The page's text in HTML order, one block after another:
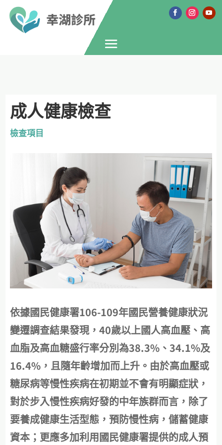
成人健康檢查
檢查項目
依據國民健康署106-109年國民營養健康狀況
變遷調查結果發現，40歲以上國人高血壓、高
血脂及高血糖盛行率分別為38.3%、34.1%及
16.4%，且隨年齡增加而上升。由於高血壓或
糖尿病等慢性疾病在初期並不會有明顯症狀，
對於步入慢性疾病好發的中年族群而言，除了
要養成健康生活型態，預防慢性病，儲蓄健康
資本；更應多加利用國民健康署提供的成人預